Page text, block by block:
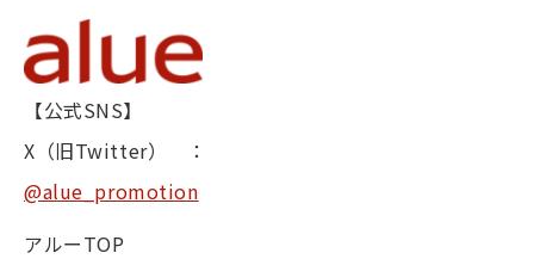
【公式SNS】
X（旧Twitter） ：
@alue_promotion
アルーTOP